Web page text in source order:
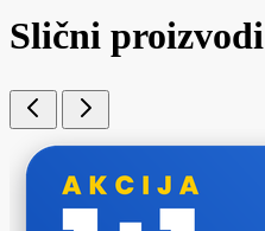
Slični proizvodi